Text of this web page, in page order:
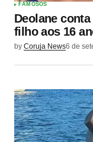
FAMOSOS
Deolane
filho aos 16
by Coruja News6 de